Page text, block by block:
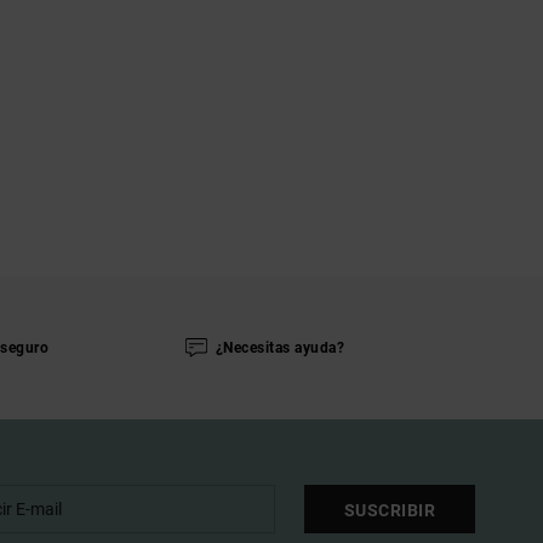
¿Necesitas ayuda?
SUSCRIBIR